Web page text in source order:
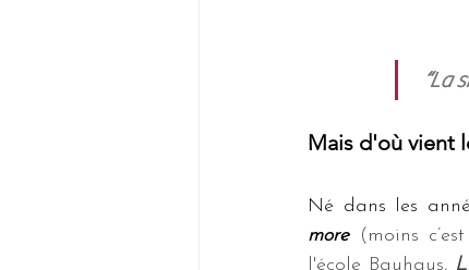
“La
Mais d'où vient
Né dans les
more
(moins
l'école Bauhaus,